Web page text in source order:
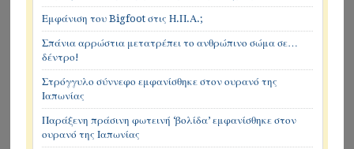
Εμφάνιση του Bigfoot στις Η.Π.Α.;
Σπάνια αρρώστια μετατρέπει το ανθρώπινο σώμα σε…
δέντρο!
Στρόγγυλο σύννεφο εμφανίσθηκε στον ουρανό της
Ιαπωνίας
Παράξενη πράσινη φωτεινή ‘βολίδα’ εμφανίσθηκε στον
ουρανό της Ιαπωνίας